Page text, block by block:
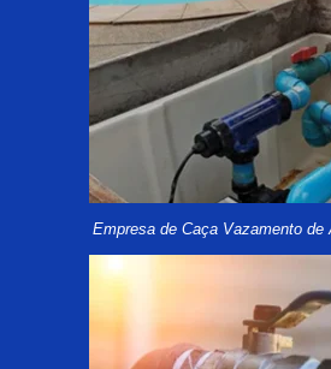
Empresa de Caça Vazamento de